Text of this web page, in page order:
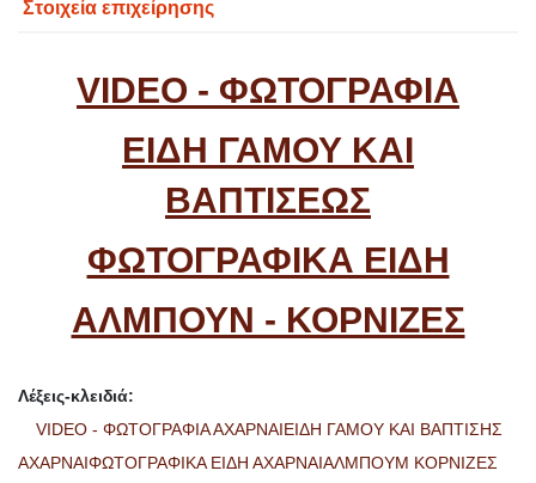
Στοιχεία επιχείρησης
VIDEO - ΦΩΤΟΓΡΑΦΙΑ
ΕΙΔΗ ΓΑΜΟΥ ΚΑΙ
ΒΑΠΤΙΣΕΩΣ
ΦΩΤΟΓΡΑΦΙΚΑ ΕΙΔΗ
ΑΛΜΠΟΥΝ - ΚΟΡΝΙΖΕΣ
Λέξεις-κλειδιά:
VIDEO - ΦΩΤΟΓΡΑΦΙΑ ΑΧΑΡΝΑΙΕΙΔΗ ΓΑΜΟΥ ΚΑΙ ΒΑΠΤΙΣΗΣ
ΑΧΑΡΝΑΙΦΩΤΟΓΡΑΦΙΚΑ ΕΙΔΗ ΑΧΑΡΝΑΙΑΛΜΠΟΥΜ ΚΟΡΝΙΖΕΣ